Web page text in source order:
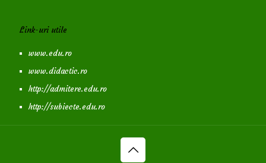
Link-uri utile
www.edu.ro
www.didactic.ro
http://admitere.edu.ro
http://subiecte.edu.ro